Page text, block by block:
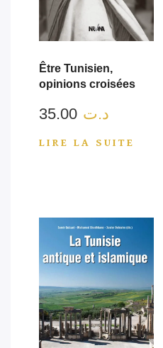
Être Tunisien,
opinions croisées
د.ت
LIRE LA SUITE